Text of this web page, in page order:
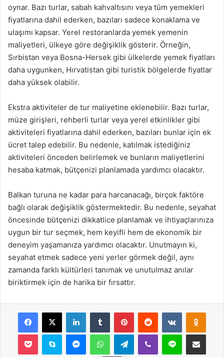
oynar. Bazı turlar, sabah kahvaltısını veya tüm yemekleri
fiyatlarına dahil ederken, bazıları sadece konaklama ve
ulaşımı kapsar. Yerel restoranlarda yemek yemenin
maliyetleri, ülkeye göre değişiklik gösterir. Örneğin,
Sırbistan veya Bosna-Hersek gibi ülkelerde yemek fiyatları
daha uygunken, Hırvatistan gibi turistik bölgelerde fiyatlar
daha yüksek olabilir.
Ekstra aktiviteler de tur maliyetine eklenebilir. Bazı turlar,
müze girişleri, rehberli turlar veya yerel etkinlikler gibi
aktiviteleri fiyatlarına dahil ederken, bazıları bunlar için ek
ücret talep edebilir. Bu nedenle, katılmak istediğiniz
aktiviteleri önceden belirlemek ve bunların maliyetlerini
hesaba katmak, bütçenizi planlamada yardımcı olacaktır.
Balkan turuna ne kadar para harcanacağı, birçok faktöre
bağlı olarak değişiklik göstermektedir. Bu nedenle, seyahat
öncesinde bütçenizi dikkatlice planlamak ve ihtiyaçlarınıza
uygun bir tur seçmek, hem keyifli hem de ekonomik bir
deneyim yaşamanıza yardımcı olacaktır. Unutmayın ki,
seyahat etmek sadece yeni yerler görmek değil, aynı
zamanda farklı kültürleri tanımak ve unutulmaz anılar
biriktirmek için de harika bir fırsattır.
Facebook
X LinkedInTumblr PinterestReddit VKontakte
Pocket Skype MessengerWhatsAppTelegramViber Line E-Posta ile